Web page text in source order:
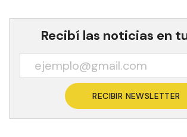
Recibí las noticias en
RECIBIR NEWSLETTER